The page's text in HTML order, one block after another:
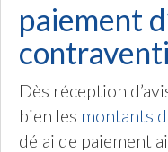
paiement
Dès réception
bien les montants
délai de paiement